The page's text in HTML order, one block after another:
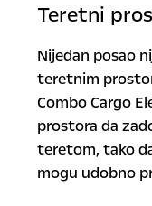
Teretni
Nijedan posao
teretnim
Combo Cargo
prostora da
teretom, tako
mogu udobno